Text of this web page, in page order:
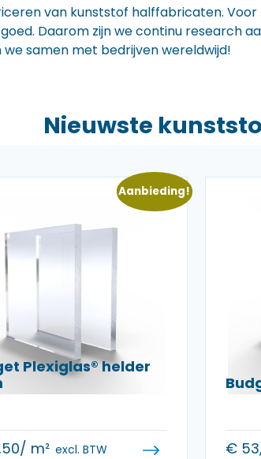
van kunststof halffabricaten.
Daarom zijn we continu
samen met bedrijven wereldwijd!
Nieuwste
Aanbieding!
Plexiglas® helder
/ m² excl. BTW €